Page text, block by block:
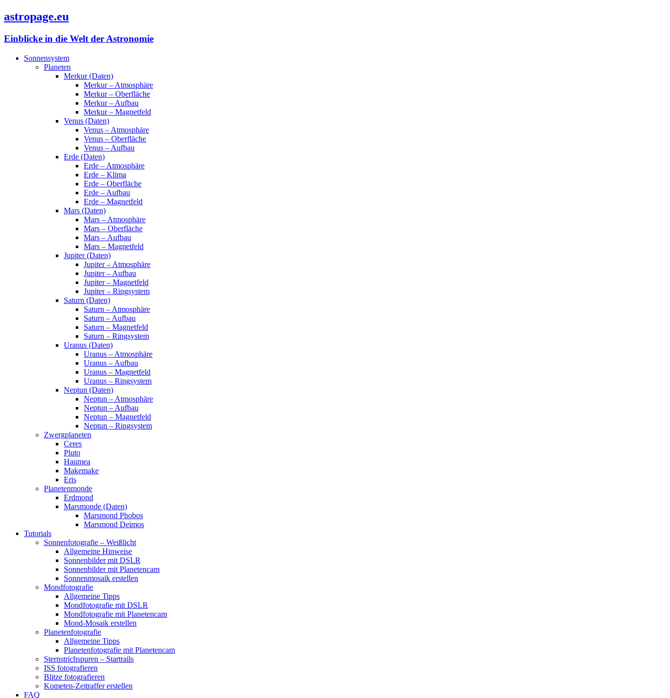
astropage.eu
Einblicke in die Welt der Astronomie
Sonnensystem
Planeten
Merkur (Daten)
Merkur – Atmosphäre
Merkur – Oberfläche
Merkur – Aufbau
Merkur – Magnetfeld
Venus (Daten)
Venus – Atmosphäre
Venus – Oberfläche
Venus – Aufbau
Erde (Daten)
Erde – Atmosphäre
Erde – Klima
Erde – Oberfläche
Erde – Aufbau
Erde – Magnetfeld
Mars (Daten)
Mars – Atmosphäre
Mars – Oberfläche
Mars – Aufbau
Mars – Magnetfeld
Jupiter (Daten)
Jupiter – Atmosphäre
Jupiter – Aufbau
Jupiter – Magnetfeld
Jupiter – Ringsystem
Saturn (Daten)
Saturn – Atmosphäre
Saturn – Aufbau
Saturn – Magnetfeld
Saturn – Ringsystem
Uranus (Daten)
Uranus – Atmosphäre
Uranus – Aufbau
Uranus – Magnetfeld
Uranus – Ringsystem
Neptun (Daten)
Neptun – Atmosphäre
Neptun – Aufbau
Neptun – Magnetfeld
Neptun – Ringsystem
Zwergplaneten
Ceres
Pluto
Haumea
Makemake
Eris
Planetenmonde
Erdmond
Marsmonde (Daten)
Marsmond Phobos
Marsmond Deimos
Tutorials
Sonnenfotografie – Weißlicht
Allgemeine Hinweise
Sonnenbilder mit DSLR
Sonnenbilder mit Planetencam
Sonnenmosaik erstellen
Mondfotografie
Allgemeine Tipps
Mondfotografie mit DSLR
Mondfotografie mit Planetencam
Mond-Mosaik erstellen
Planetenfotografie
Allgemeine Tipps
Planetenfotografie mit Planetencam
Sternstrichspuren – Startrails
ISS fotografieren
Blitze fotografieren
Kometen-Zeitraffer erstellen
FAQ